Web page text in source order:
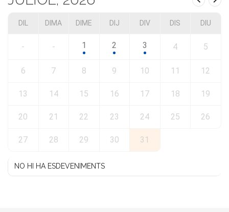
DIL DIMA DIME DIJ DIV DIS DIU
- - 1 2 3 4 5
6 7 8 9 10 11 12
13 14 15 16 17 18 19
20 21 22 23 24 25 26
27 28 29 30 31
NO HI HA ESDEVENIMENTS